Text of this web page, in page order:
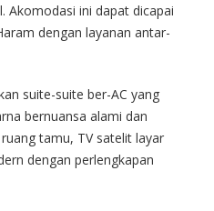
Akomodasi ini dapat dicapai
dengan layanan antar-
suite-suite ber-AC yang
bernuansa alami dan
tamu, TV satelit layar
dengan perlengkapan